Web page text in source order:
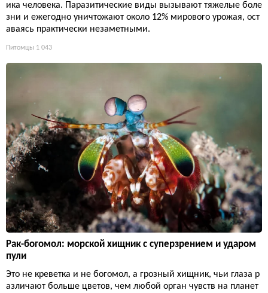
ика человека. Паразитические виды вызывают тяжелые боле
зни и ежегодно уничтожают около 12% мирового урожая, ост
аваясь практически незаметными.
Питомцы 1 043
Рак-богомол: морской хищник с суперзрением и ударом
пули
Это не креветка и не богомол, а грозный хищник, чьи глаза р
азличают больше цветов, чем любой орган чувств на планет